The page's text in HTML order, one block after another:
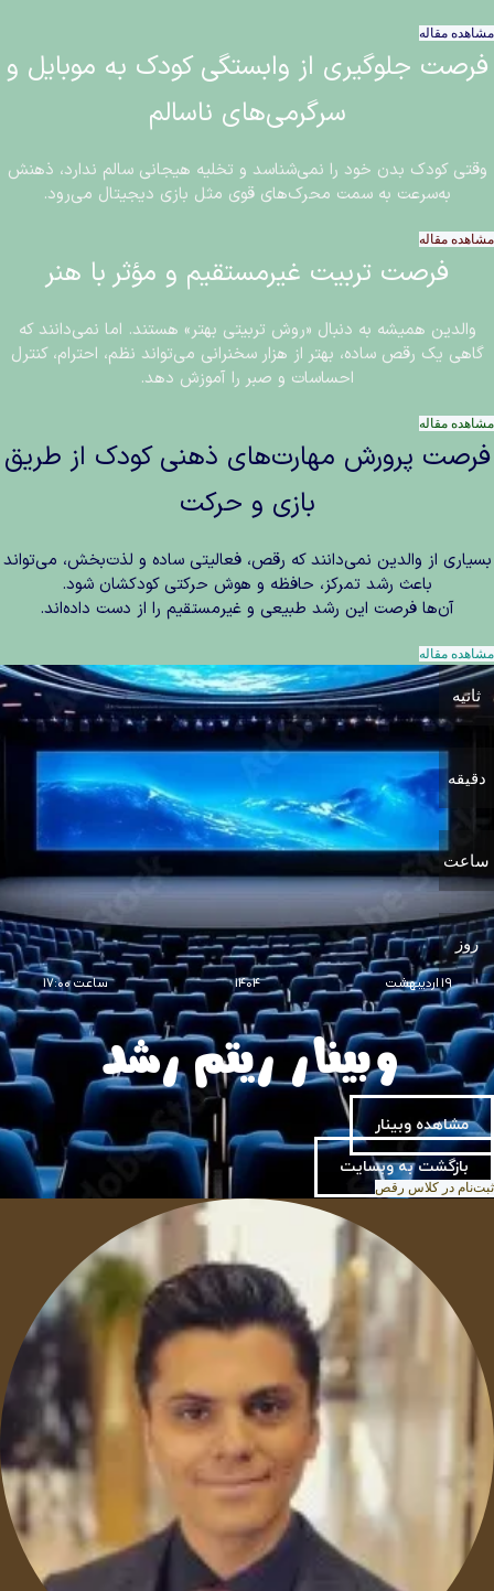
مشاهده مقاله
فرصت جلوگیری از وابستگی کودک به موبایل و
سرگرمی‌های ناسالم
وقتی کودک بدن خود را نمی‌شناسد و تخلیه هیجانی سالم ندارد، ذهنش
به‌سرعت به سمت محرک‌های قوی مثل بازی دیجیتال می‌رود.
مشاهده مقاله
فرصت تربیت غیرمستقیم و مؤثر با هنر
والدین همیشه به دنبال «روش تربیتی بهتر» هستند. اما نمی‌دانند که
گاهی یک رقص ساده، بهتر از هزار سخنرانی می‌تواند نظم، احترام، کنترل
احساسات و صبر را آموزش دهد.
مشاهده مقاله
فرصت پرورش مهارت‌های ذهنی کودک از طریق
بازی و حرکت
بسیاری از والدین نمی‌دانند که رقص، فعالیتی ساده و لذت‌بخش، می‌تواند
باعث رشد تمرکز، حافظه و هوش حرکتی کودکشان شود.
آن‌ها فرصت این رشد طبیعی و غیرمستقیم را از دست داده‌اند.
مشاهده مقاله
ثانیه
دقیقه
ساعت‌
روز
19 اردیبهشت 1404 ساعت 17:00
وبینار ریتم رشد
مشاهده وبینار
بازگشت به وبسایت
ثبت‌نام در کلاس رقص